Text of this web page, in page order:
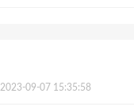
2023-09-07 15:35:58